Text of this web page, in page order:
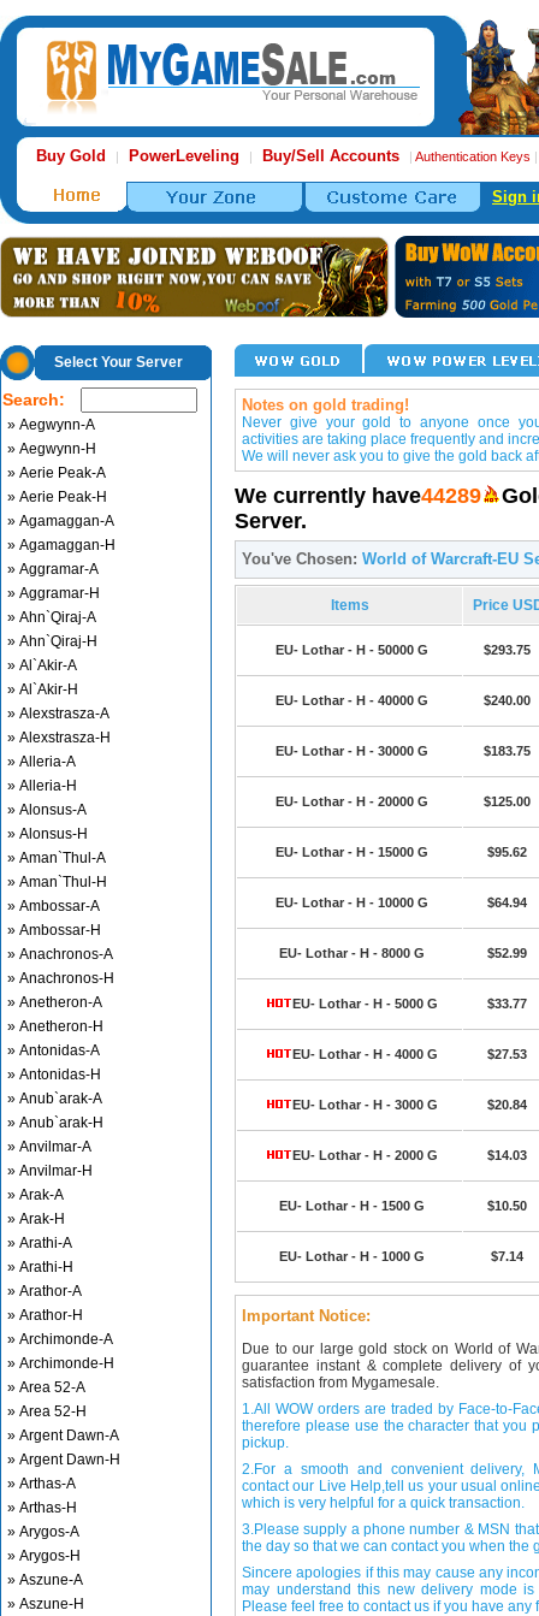
Buy Gold | PowerLeveling | Buy/Sell Accounts | Authentication Keys
Sign
Select Your Server
Search:
» Aegwynn-A
» Aegwynn-H
» Aerie Peak-A
» Aerie Peak-H
» Agamaggan-A
» Agamaggan-H
» Aggramar-A
» Aggramar-H
» Ahn`Qiraj-A
» Ahn`Qiraj-H
» Al`Akir-A
» Al`Akir-H
» Alexstrasza-A
» Alexstrasza-H
» Alleria-A
» Alleria-H
» Alonsus-A
» Alonsus-H
» Aman`Thul-A
» Aman`Thul-H
» Ambossar-A
» Ambossar-H
» Anachronos-A
» Anachronos-H
» Anetheron-A
» Anetheron-H
» Antonidas-A
» Antonidas-H
» Anub`arak-A
» Anub`arak-H
» Anvilmar-A
» Anvilmar-H
» Arak-A
» Arak-H
» Arathi-A
» Arathi-H
» Arathor-A
» Arathor-H
» Archimonde-A
» Archimonde-H
» Area 52-A
» Area 52-H
» Argent Dawn-A
» Argent Dawn-H
» Arthas-A
» Arthas-H
» Arygos-A
» Arygos-H
» Aszune-A
» Aszune-H
Notes on gold trading!
Never give your gold to anyone once
activities are taking place frequently and
We will never ask you to give the gold back
We currently have44289
Server.
You've Chosen: World of Warcraft-EU
Items Price
EU- Lothar - H - 50000 G $293.75
EU- Lothar - H - 40000 G $240.00
EU- Lothar - H - 30000 G $183.75
EU- Lothar - H - 20000 G $125.00
EU- Lothar - H - 15000 G $95.62
EU- Lothar - H - 10000 G $64.94
EU- Lothar - H - 8000 G $52.99
EU- Lothar - H - 5000 G $33.77
EU- Lothar - H - 4000 G $27.53
EU- Lothar - H - 3000 G $20.84
EU- Lothar - H - 2000 G $14.03
EU- Lothar - H - 1500 G $10.50
EU- Lothar - H - 1000 G $7.14
Important Notice:
Due to our large gold stock on World of
guarantee instant & complete delivery of
satisfaction from Mygamesale.
1.All WOW orders are traded by Face-to-
therefore please use the character that you
pickup.
2.For a smooth and convenient delivery,
contact our Live Help,tell us your usual
which is very helpful for a quick transaction.
3.Please supply a phone number & MSN
the day so that we can contact you when the
Sincere apologies if this may cause any
may understand this new delivery mode
Please feel free to contact us if you have any